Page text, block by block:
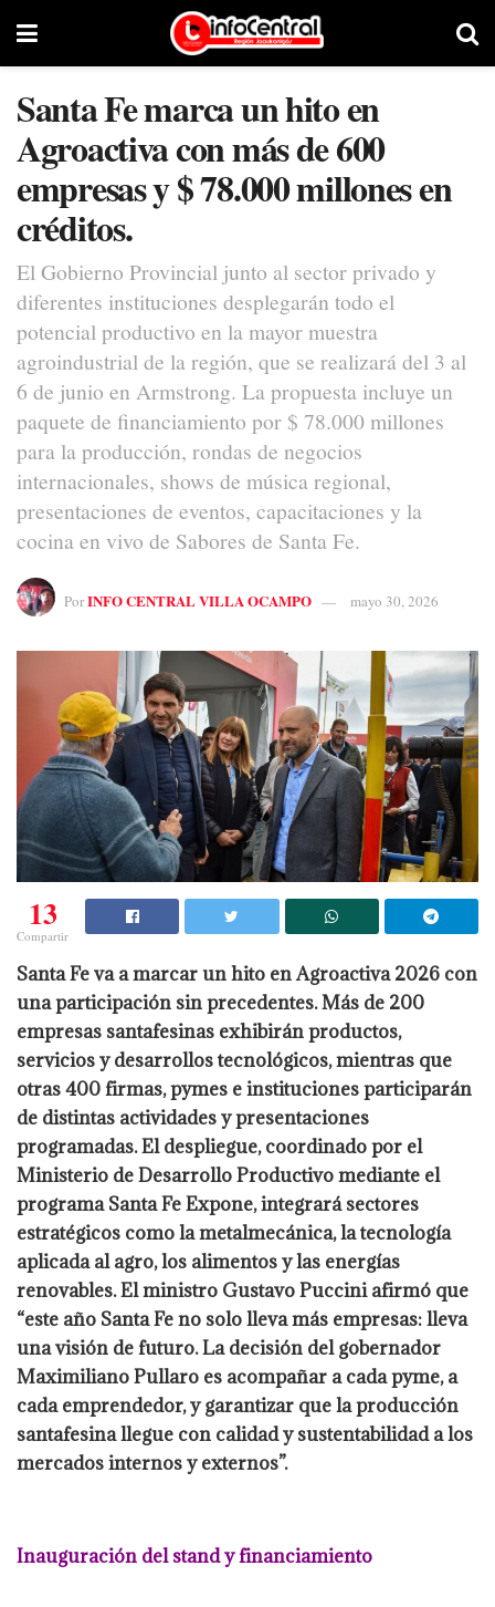
Santa Fe marca un hito en
Agroactiva con más de 600
empresas y $ 78.000 millones en
créditos.
El Gobierno Provincial junto al sector privado y
diferentes instituciones desplegarán todo el
potencial productivo en la mayor muestra
agroindustrial de la región, que se realizará del 3 al
6 de junio en Armstrong. La propuesta incluye un
paquete de financiamiento por $ 78.000 millones
para la producción, rondas de negocios
internacionales, shows de música regional,
presentaciones de eventos, capacitaciones y la
cocina en vivo de Sabores de Santa Fe.
PorINFO CENTRAL VILLA OCAMPO mayo 30, 2026
13
Compartir
Santa Fe va a marcar un hito en Agroactiva 2026 con
una participación sin precedentes. Más de 200
empresas santafesinas exhibirán productos,
servicios y desarrollos tecnológicos, mientras que
otras 400 firmas, pymes e instituciones participarán
de distintas actividades y presentaciones
programadas. El despliegue, coordinado por el
Ministerio de Desarrollo Productivo mediante el
programa Santa Fe Expone, integrará sectores
estratégicos como la metalmecánica, la tecnología
aplicada al agro, los alimentos y las energías
renovables. El ministro Gustavo Puccini afirmó que
“este año Santa Fe no solo lleva más empresas: lleva
una visión de futuro. La decisión del gobernador
Maximiliano Pullaro es acompañar a cada pyme, a
cada emprendedor, y garantizar que la producción
santafesina llegue con calidad y sustentabilidad a los
mercados internos y externos”.
Inauguración del stand y financiamiento